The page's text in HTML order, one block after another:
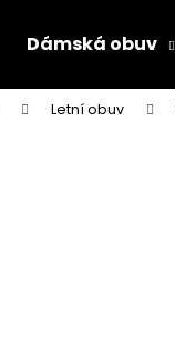
Dámská obuv
Letní obuv